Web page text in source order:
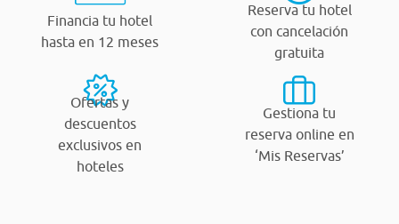
Financia tu hotel
hasta en 12 meses
Reserva tu hotel
con cancelación
gratuita
Ofertas y
descuentos
exclusivos en
hoteles
Gestiona tu
reserva online en
‘Mis Reservas’